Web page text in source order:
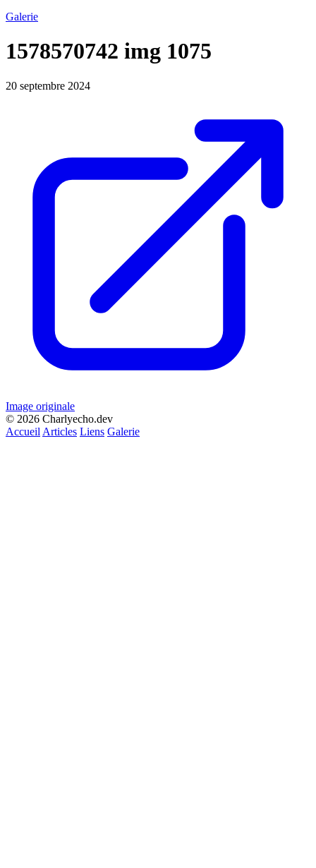
Galerie
1578570742 img 1075
20 septembre 2024
Image originale
© 2026 Charlyecho.dev
Accueil Articles Liens Galerie